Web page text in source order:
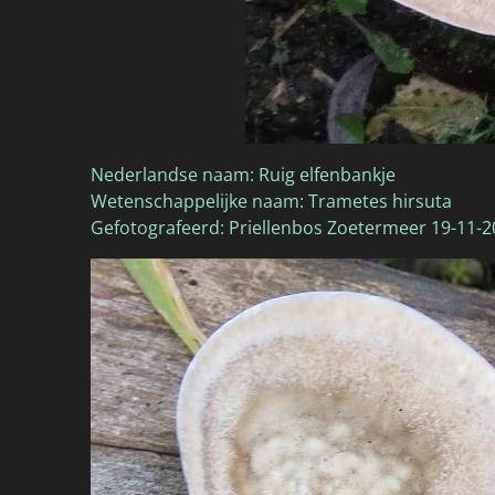
Nederlandse naam: Ruig elfenbankje
Wetenschappelijke naam: Trametes hirsuta
Gefotografeerd: Priellenbos Zoetermeer 19-11-